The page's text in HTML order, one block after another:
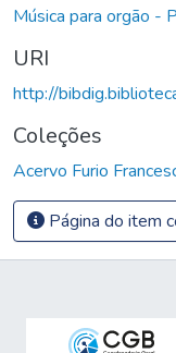
Música para orgão -
URI
http://
Coleções
Acervo Furio
Página do item